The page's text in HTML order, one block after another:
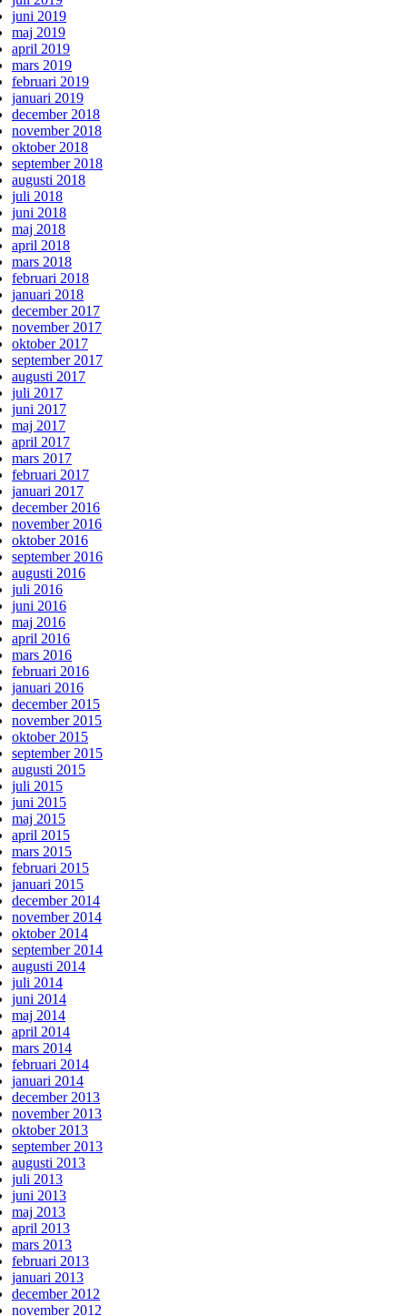
juni 2019
maj 2019
april 2019
mars 2019
februari 2019
januari 2019
december 2018
november 2018
oktober 2018
september 2018
augusti 2018
juli 2018
juni 2018
maj 2018
april 2018
mars 2018
februari 2018
januari 2018
december 2017
november 2017
oktober 2017
september 2017
augusti 2017
juli 2017
juni 2017
maj 2017
april 2017
mars 2017
februari 2017
januari 2017
december 2016
november 2016
oktober 2016
september 2016
augusti 2016
juli 2016
juni 2016
maj 2016
april 2016
mars 2016
februari 2016
januari 2016
december 2015
november 2015
oktober 2015
september 2015
augusti 2015
juli 2015
juni 2015
maj 2015
april 2015
mars 2015
februari 2015
januari 2015
december 2014
november 2014
oktober 2014
september 2014
augusti 2014
juli 2014
juni 2014
maj 2014
april 2014
mars 2014
februari 2014
januari 2014
december 2013
november 2013
oktober 2013
september 2013
augusti 2013
juli 2013
juni 2013
maj 2013
april 2013
mars 2013
februari 2013
januari 2013
december 2012
november 2012